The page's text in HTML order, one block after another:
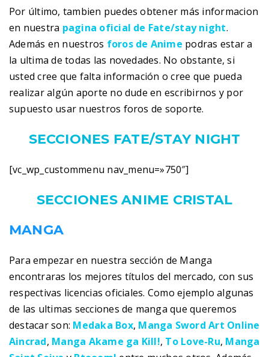
Por último, tambien puedes obtener más informacion
en nuestra pagina oficial de Fate/stay night.
Además en nuestros foros de Anime podras estar a
la ultima de todas las novedades. No obstante, si
usted cree que falta información o cree que pueda
realizar algún aporte no dude en escribirnos y por
supuesto usar nuestros foros de soporte.
SECCIONES FATE/STAY NIGHT
[vc_wp_custommenu nav_menu=»750″]
SECCIONES ANIME CRISTAL
MANGA
Para empezar en nuestra sección de Manga
encontraras los mejores títulos del mercado, con sus
respectivas licencias oficiales. Como ejemplo algunas
de las ultimas secciones de manga que queremos
destacar son: Medaka Box, Manga Sword Art Online
Aincrad, Manga Akame ga Kill!, To Love-Ru, Manga